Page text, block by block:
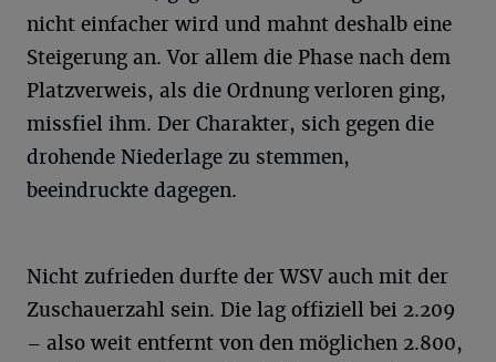
nicht einfacher wird und mahnt deshalb eine
Steigerung an. Vor allem die Phase nach dem
Platzverweis, als die Ordnung verloren ging,
missfiel ihm. Der Charakter, sich gegen die
drohende Niederlage zu stemmen,
beeindruckte dagegen.
Nicht zufrieden durfte der WSV auch mit der
Zuschauerzahl sein. Die lag offiziell bei 2.209
– also weit entfernt von den möglichen 2.800,